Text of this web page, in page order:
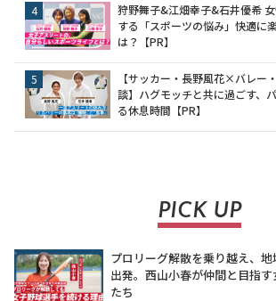
狩野舞子&江畑幸子&石井優希
する「スポーツの悩み」快適に
は？【PR】
【サッカー・長野風花×バレー
談】ハグモッチと共に過ごす、
る休息時間【PR】
PICK UP
プロリーグ解散を乗り越え、
出発。西山小春が仲間と目指
たち